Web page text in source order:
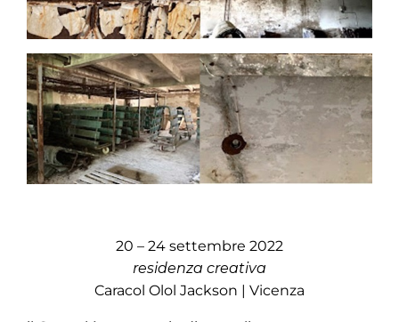
20 – 24 settembre 2022
residenza creativa
Caracol Olol Jackson | Vicenza